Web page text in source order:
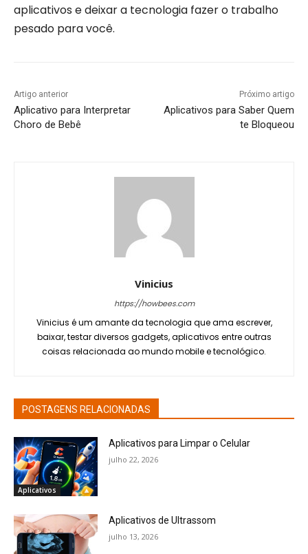
aplicativos e deixar a tecnologia fazer o trabalho
pesado para você.
Artigo anterior
Aplicativo para Interpretar
Choro de Bebê
Próximo artigo
Aplicativos para Saber Quem
te Bloqueou
Vinicius
https://howbees.com
Vinicius é um amante da tecnologia que ama escrever,
baixar, testar diversos gadgets, aplicativos entre outras
coisas relacionada ao mundo mobile e tecnológico.
POSTAGENS RELACIONADAS
Aplicativos
Aplicativos para Limpar o Celular
julho 22, 2026
Aplicativos de Ultrassom
julho 13, 2026